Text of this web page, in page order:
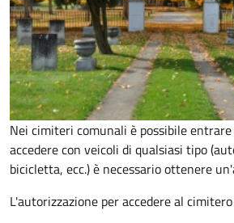
Nei cimiteri comunali è possibile entrare
accedere con veicoli di qualsiasi tipo
bicicletta, ecc.) è necessario ottenere
L'autorizzazione per accedere al